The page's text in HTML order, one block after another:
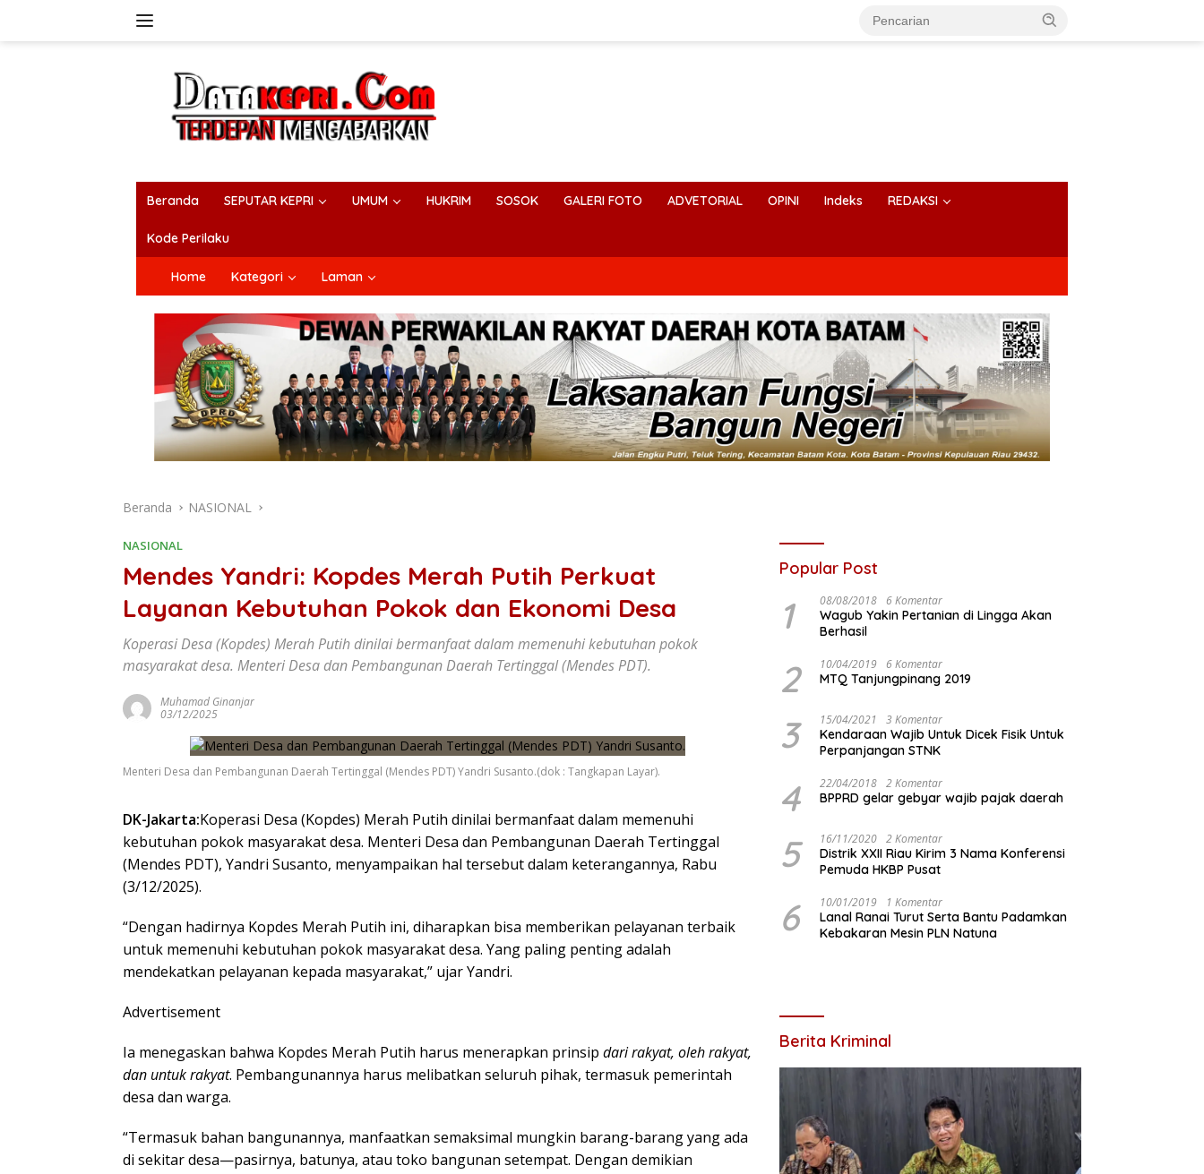
Beranda SEPUTAR KEPRI UMUM HUKRIM SOSOK GALERI FOTO ADVETORIAL OPINI Indeks REDAKSI
Kode Perilaku
Home Kategori Laman
Beranda NASIONAL
NASIONAL
Mendes Yandri: Kopdes Merah Putih Perkuat
Layanan Kebutuhan Pokok dan Ekonomi Desa
Koperasi Desa (Kopdes) Merah Putih dinilai bermanfaat dalam memenuhi kebutuhan pokok
masyarakat desa. Menteri Desa dan Pembangunan Daerah Tertinggal (Mendes PDT).
Muhamad Ginanjar
03/12/2025
Menteri Desa dan Pembangunan Daerah Tertinggal (Mendes PDT) Yandri Susanto.(dok : Tangkapan Layar).
DK-Jakarta:Koperasi Desa (Kopdes) Merah Putih dinilai bermanfaat dalam memenuhi
kebutuhan pokok masyarakat desa. Menteri Desa dan Pembangunan Daerah Tertinggal
(Mendes PDT), Yandri Susanto, menyampaikan hal tersebut dalam keterangannya, Rabu
(3/12/2025).
“Dengan hadirnya Kopdes Merah Putih ini, diharapkan bisa memberikan pelayanan terbaik
untuk memenuhi kebutuhan pokok masyarakat desa. Yang paling penting adalah
mendekatkan pelayanan kepada masyarakat,” ujar Yandri.
Advertisement
Ia menegaskan bahwa Kopdes Merah Putih harus menerapkan prinsip dari rakyat, oleh rakyat,
dan untuk rakyat. Pembangunannya harus melibatkan seluruh pihak, termasuk pemerintah
desa dan warga.
“Termasuk bahan bangunannya, manfaatkan semaksimal mungkin barang-barang yang ada
di sekitar desa—pasirnya, batunya, atau toko bangunan setempat. Dengan demikian
Popular Post
1 08/08/2018 6 Komentar
Wagub Yakin Pertanian di Lingga Akan
Berhasil
2 10/04/2019 6 Komentar
MTQ Tanjungpinang 2019
3 15/04/2021 3 Komentar
Kendaraan Wajib Untuk Dicek Fisik Untuk
Perpanjangan STNK
4 22/04/2018 2 Komentar
BPPRD gelar gebyar wajib pajak daerah
5 16/11/2020 2 Komentar
Distrik XXII Riau Kirim 3 Nama Konferensi
Pemuda HKBP Pusat
6 10/01/2019 1 Komentar
Lanal Ranai Turut Serta Bantu Padamkan
Kebakaran Mesin PLN Natuna
Berita Kriminal